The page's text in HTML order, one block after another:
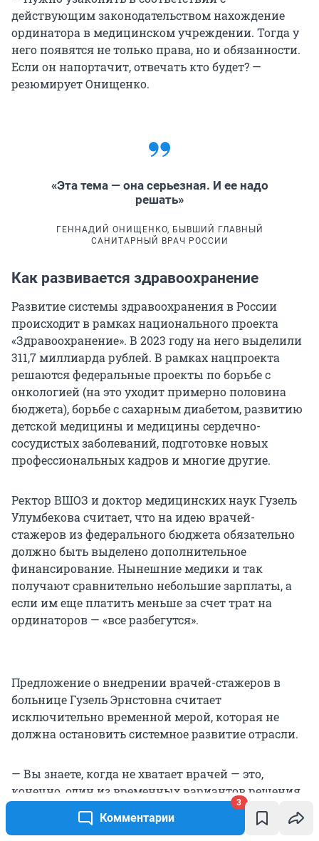
Комментарии
3
действующим законодательством нахождение
ординатора в медицинском учреждении. Тогда у
него появятся не только права, но и обязанности.
Если он напортачит, отвечать кто будет? —
резюмирует Онищенко.
«Эта тема — она серьезная. И ее надо
решать»
ГЕННАДИЙ ОНИЩЕНКО, БЫВШИЙ ГЛАВНЫЙ
САНИТАРНЫЙ ВРАЧ РОССИИ
Как развивается здравоохранение
Развитие системы здравоохранения в России
происходит в рамках национального проекта
«Здравоохранение». В 2023 году на него выделили
311,7 миллиарда рублей. В рамках нацпроекта
решаются федеральные проекты по борьбе с
онкологией (на это уходит примерно половина
бюджета), борьбе с сахарным диабетом, развитию
детской медицины и медицины сердечно-
сосудистых заболеваний, подготовке новых
профессиональных кадров и многие другие.
Ректор ВШОЗ и доктор медицинских наук Гузель
Улумбекова считает, что на идею врачей-
стажеров из федерального бюджета обязательно
должно быть выделено дополнительное
финансирование. Нынешние медики и так
получают сравнительно небольшие зарплаты, а
если им еще платить меньше за счет трат на
ординаторов — «все разбегутся».
Предложение о внедрении врачей-стажеров в
больнице Гузель Эрнстовна считает
исключительно временной мерой, которая не
должна остановить системное развитие отрасли.
— Вы знаете, когда не хватает врачей — это,
конечно, один из временных вариантов решения.
Но системным решением этого вопроса будет
продолжение той политики, которую объявил